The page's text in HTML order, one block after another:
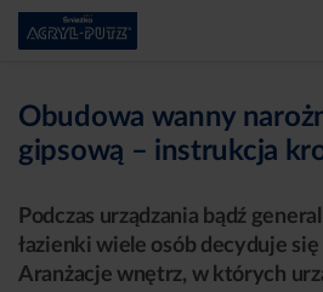
Obudowa wanny
gipsową – instrukcja
Podczas urządzania bądź
łazienki wiele osób decyduje
Aranżacje wnętrz, w których